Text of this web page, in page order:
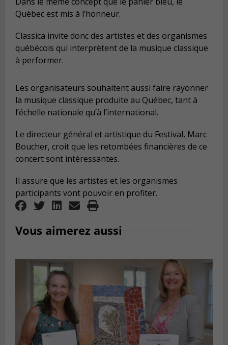
Québec est mis à l’honneur.
Classica invite donc des artistes et des organismes
québécois qui interprètent de la musique classique
à performer.
Les organisateurs souhaitent aussi faire rayonner
la musique classique produite au Québec, tant à
l’échelle nationale qu’à l’international.
Le directeur général et artistique du Festival, Marc
Boucher, croit que les retombées financières de ce
concert sont intéressantes.
Il assure que les artistes et les organismes
participants vont pouvoir en profiter.
Vous aimerez aussi